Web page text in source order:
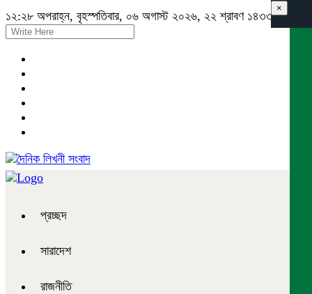
১২:২৮ অপরাহ্ন, বৃহস্পতিবার, ০৬ অগাস্ট ২০২৬, ২২ শ্রাবণ ১৪৩৩ বঙ্গাব্দ
প্রচ্ছদ
সারাদেশ
রাজনীতি
×